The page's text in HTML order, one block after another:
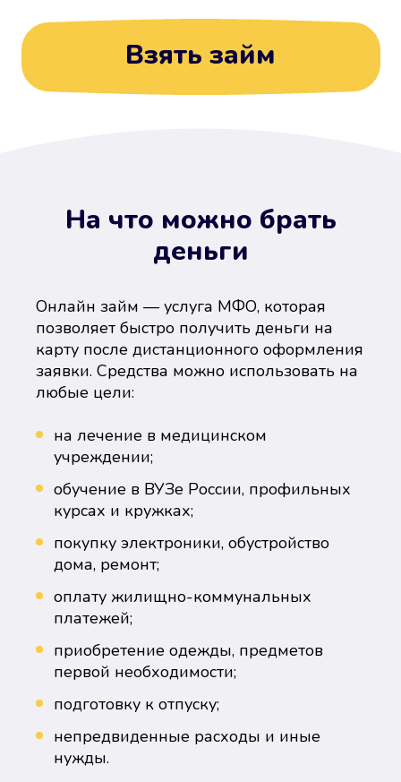
Взять займ
На что можно брать
деньги
Онлайн займ — услуга МФО, которая
позволяет быстро получить деньги на
карту после дистанционного оформления
заявки. Средства можно использовать на
любые цели:
на лечение в медицинском
учреждении;
обучение в ВУЗе России, профильных
курсах и кружках;
покупку электроники, обустройство
дома, ремонт;
оплату жилищно-коммунальных
платежей;
приобретение одежды, предметов
первой необходимости;
подготовку к отпуску;
непредвиденные расходы и иные
нужды.